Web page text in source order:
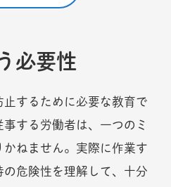
必要性
するために必要な教育で
する労働者は、一つのミ
かねません。実際に作業す
の危険性を理解して、十分